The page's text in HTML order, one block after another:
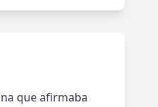
que afirmaba